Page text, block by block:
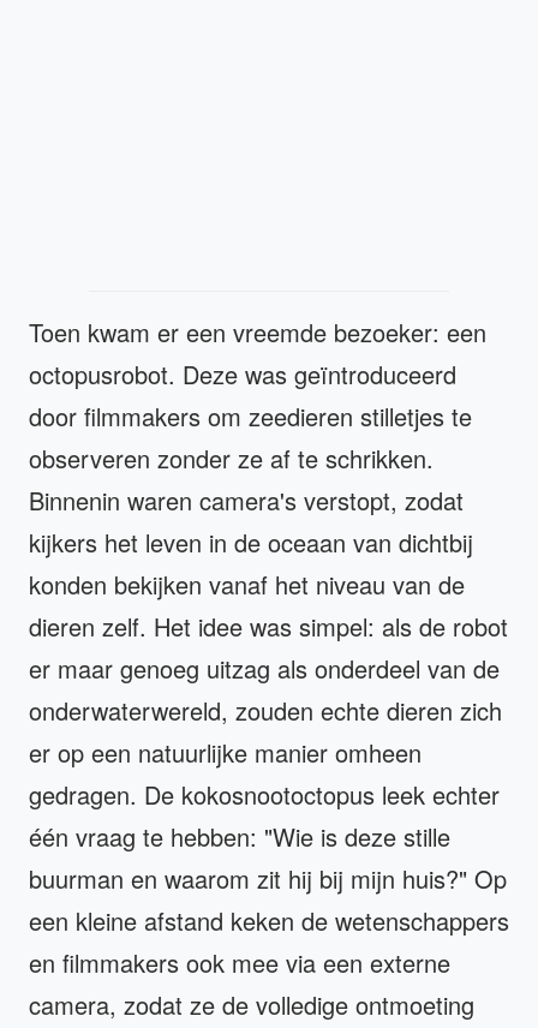
Toen kwam er een vreemde bezoeker: een
octopusrobot. Deze was geïntroduceerd
door filmmakers om zeedieren stilletjes te
observeren zonder ze af te schrikken.
Binnenin waren camera's verstopt, zodat
kijkers het leven in de oceaan van dichtbij
konden bekijken vanaf het niveau van de
dieren zelf. Het idee was simpel: als de robot
er maar genoeg uitzag als onderdeel van de
onderwaterwereld, zouden echte dieren zich
er op een natuurlijke manier omheen
gedragen. De kokosnootoctopus leek echter
één vraag te hebben: "Wie is deze stille
buurman en waarom zit hij bij mijn huis?" Op
een kleine afstand keken de wetenschappers
en filmmakers ook mee via een externe
camera, zodat ze de volledige ontmoeting